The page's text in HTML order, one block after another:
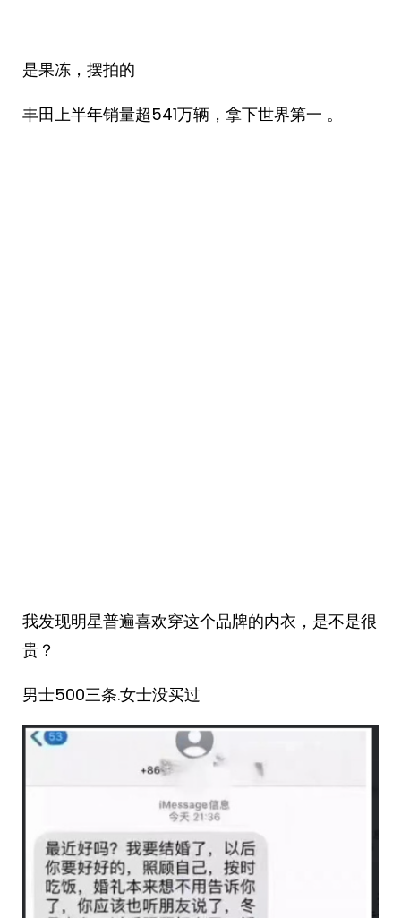
是果冻，摆拍的
丰田上半年销量超541万辆，拿下世界第一 。
我发现明星普遍喜欢穿这个品牌的内衣，是不是很
贵？
男士500三条.女士没买过